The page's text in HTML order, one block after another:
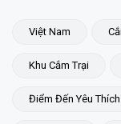
Việt Nam
Khu Cắm Trại
Điểm Đến Yêu Thích